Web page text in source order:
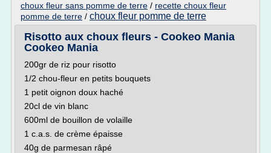
choux fleur sans pomme de terre / recette choux fleur
pomme de terre / choux fleur pomme de terre
Risotto aux choux fleurs - Cookeo Mania
Cookeo Mania
200gr de riz pour risotto
1/2 chou-fleur en petits bouquets
1 petit oignon doux haché
20cl de vin blanc
600ml de bouillon de volaille
1 c.a.s. de crème épaisse
40g de parmesan râpé